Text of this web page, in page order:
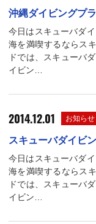
沖縄ダイビングプ
今日はスキューバダ
海を満喫するならス
ドでは、スキューバ
イビン…
2014.12.01 お知らせ
スキューバダイ
今日はスキューバダ
海を満喫するならス
ドでは、スキューバ
イビン…